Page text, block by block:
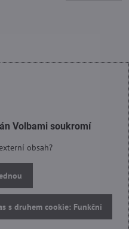
Volbami soukromí
obsah?
s druhem cookie: Funkční